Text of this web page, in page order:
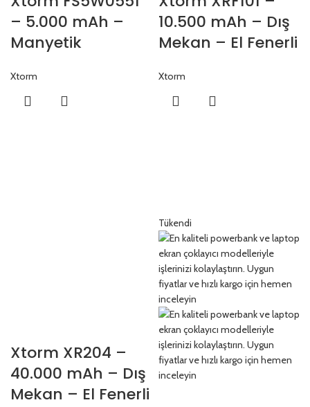
– 5.000 mAh –
Manyetik
Xtorm
10.500 mAh – Dış
Mekan – El Fenerli
Xtorm
Xtorm XR204 –
40.000 mAh – Dış
Mekan – El Fenerli
Tükendi